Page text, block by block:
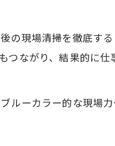
ーンの関係性
調査士の工夫例
地家屋調査士の技術
ーン力の発揮
の現場清掃を徹底す
ながり、結果的に
ルーカラー的な現場